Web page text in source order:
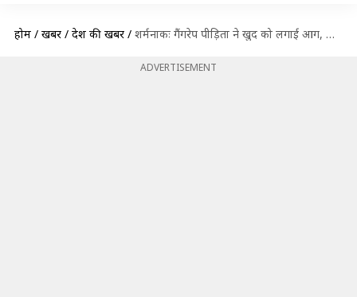
होम / खबरें / देश की खबरें / शर्मनाकः गैंगरेप पीड़िता ने खुद को लगाई आग, पिता ने 10 हजार में किया था सौदा
ADVERTISEMENT